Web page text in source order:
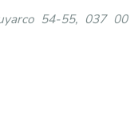
54-55, 037 00